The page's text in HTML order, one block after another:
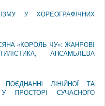
У ХОРЕОГРАФІЧНИХ
«КОРОЛЬ ЧУ»: ЖАНРОВІ
АНСАМБЛЕВА
ЛІНІЙНОЇ ТА
ПРОСТОРІ СУЧАСНОГО